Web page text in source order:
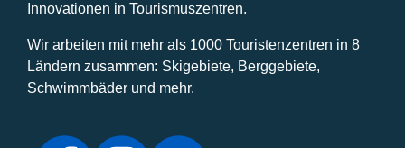
Innovationen in Tourismuszentren.
Wir arbeiten mit mehr als 1000 Touristenzentren in 8
Ländern zusammen: Skigebiete, Berggebiete,
Schwimmbäder und mehr.